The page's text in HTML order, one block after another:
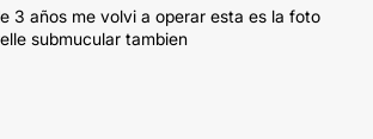
3 años me volvi a operar esta es la foto
submucular tambien